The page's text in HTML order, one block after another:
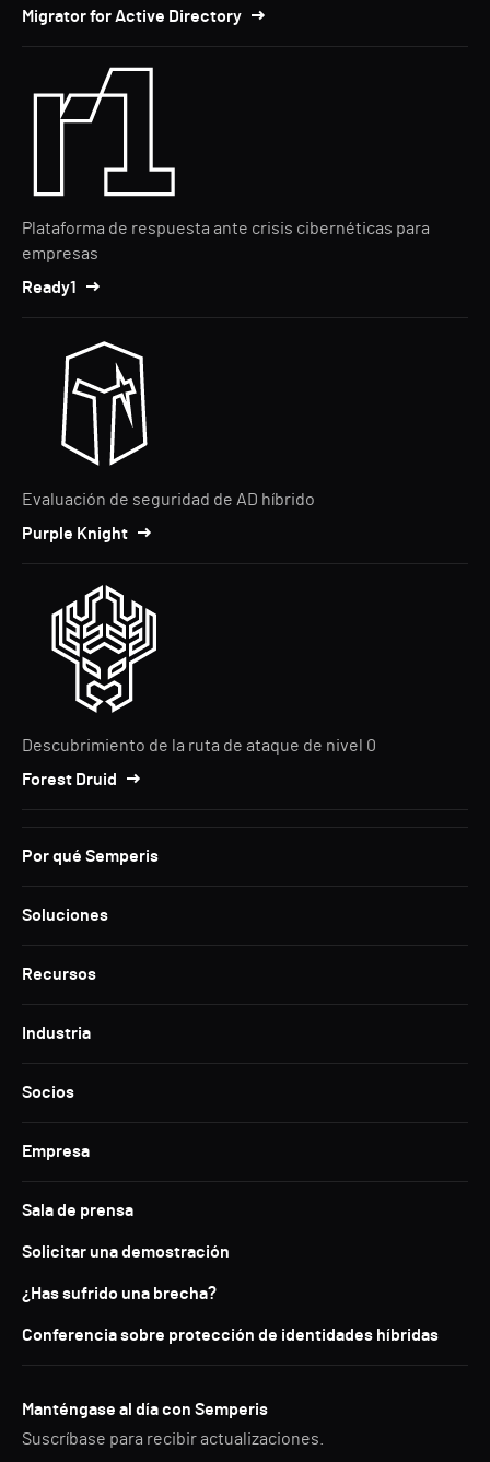
Migrator for Active Directory
Plataforma de respuesta ante crisis cibernéticas para
empresas
Ready1
Evaluación de seguridad de AD híbrido
Purple Knight
Descubrimiento de la ruta de ataque de nivel 0
Forest Druid
Por qué Semperis
Soluciones
Recursos
Industria
Socios
Empresa
Sala de prensa
Solicitar una demostración
¿Has sufrido una brecha?
Conferencia sobre protección de identidades híbridas
Manténgase al día con Semperis
Suscríbase para recibir actualizaciones.